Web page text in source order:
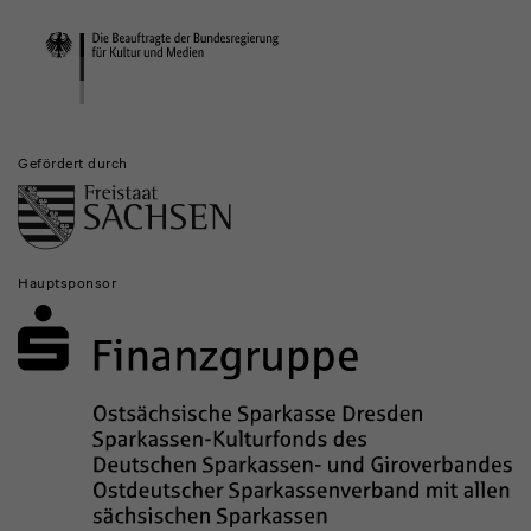
Institutionen
Gefördert durch
Hauptsponsor